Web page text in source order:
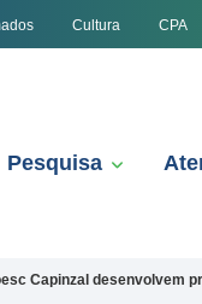
Cultura CPA
Pesquisa
Capinzal desenvolvem